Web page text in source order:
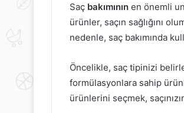
Saç bakımının en önemli
ürünler, saçın sağlığını
nedenle, saç bakımında
Öncelikle, saç tipinizi
formülasyonlara sahip
ürünlerini seçmek,